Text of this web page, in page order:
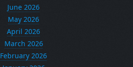
June 2026
May 2026
April 2026
March 2026
February 2026